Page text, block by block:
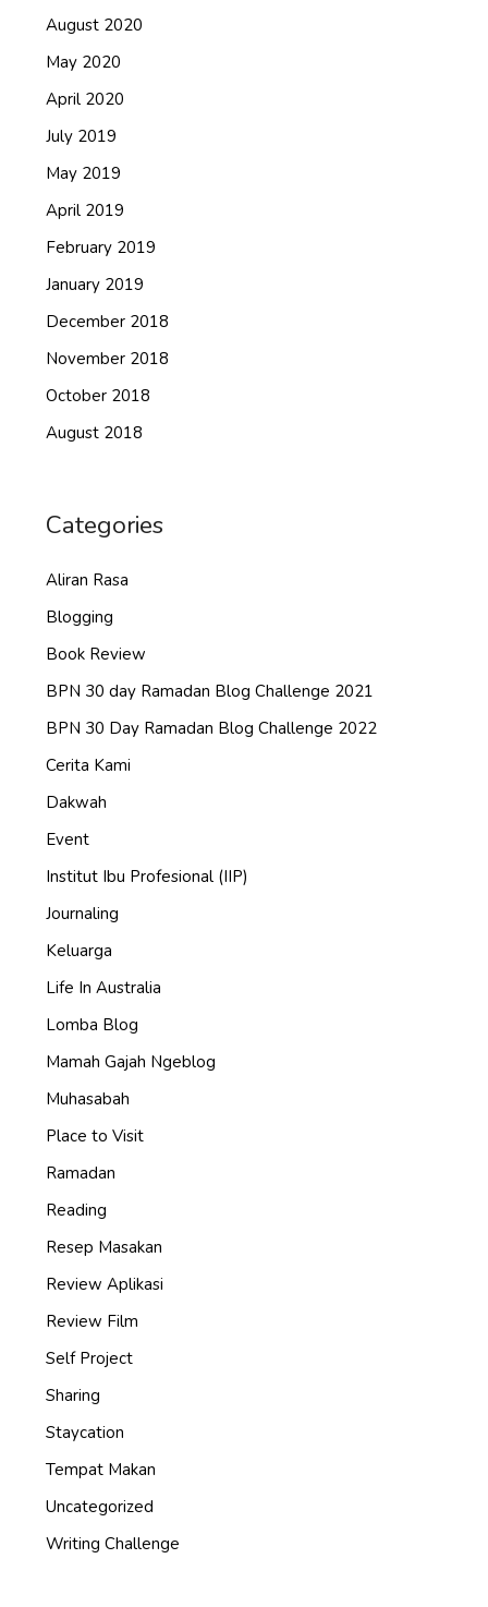
August 2020
May 2020
April 2020
July 2019
May 2019
April 2019
February 2019
January 2019
December 2018
November 2018
October 2018
August 2018
Categories
Aliran Rasa
Blogging
Book Review
BPN 30 day Ramadan Blog Challenge 2021
BPN 30 Day Ramadan Blog Challenge 2022
Cerita Kami
Dakwah
Event
Institut Ibu Profesional (IIP)
Journaling
Keluarga
Life In Australia
Lomba Blog
Mamah Gajah Ngeblog
Muhasabah
Place to Visit
Ramadan
Reading
Resep Masakan
Review Aplikasi
Review Film
Self Project
Sharing
Staycation
Tempat Makan
Uncategorized
Writing Challenge